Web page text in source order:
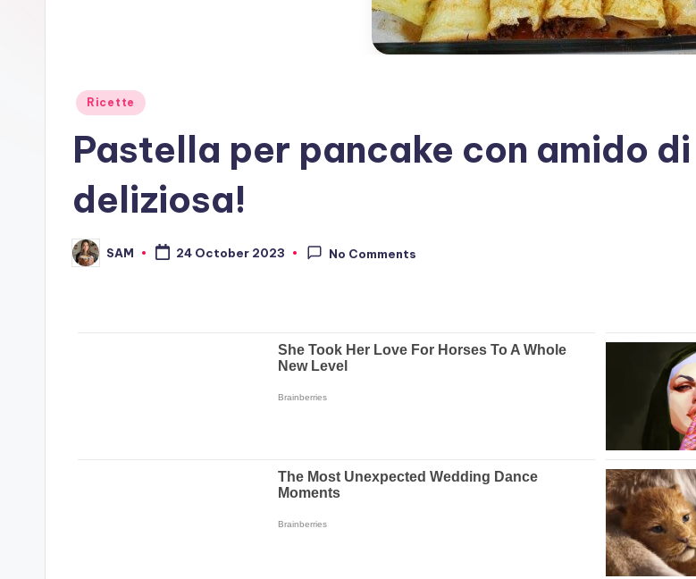
Posted
Ricette
Pastella per pancake con amido
deliziosa!
Posted
by
SAM 24 October 2023 No Comments